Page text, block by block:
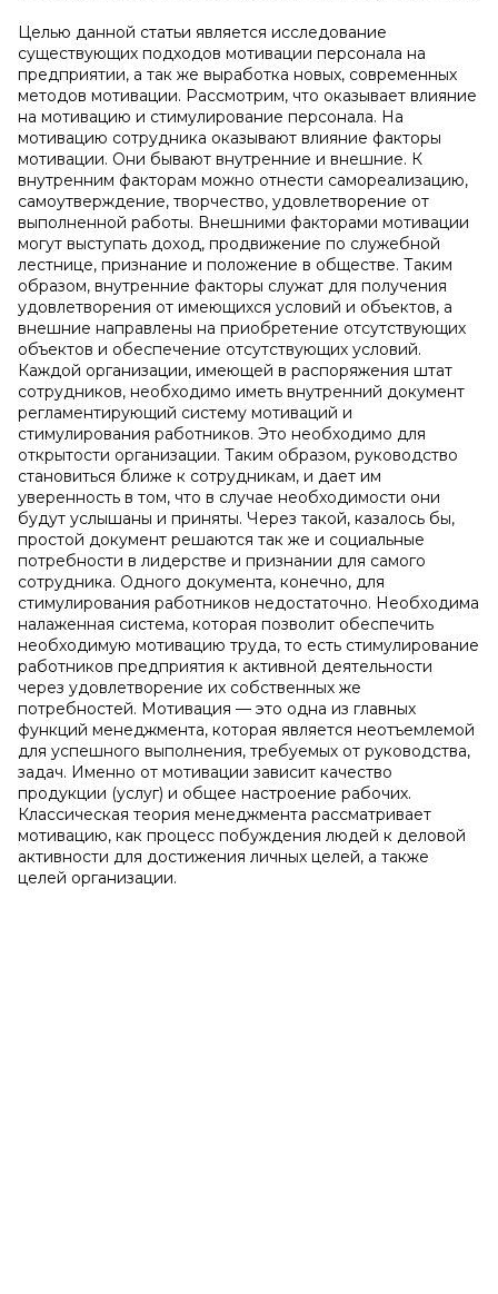
Целью данной статьи является исследование
существующих подходов мотивации персонала на
предприятии, а так же выработка новых, современных
методов мотивации. Рассмотрим, что оказывает влияние
на мотивацию и стимулирование персонала. На
мотивацию сотрудника оказывают влияние факторы
мотивации. Они бывают внутренние и внешние. К
внутренним факторам можно отнести самореализацию,
самоутверждение, творчество, удовлетворение от
выполненной работы. Внешними факторами мотивации
могут выступать доход, продвижение по служебной
лестнице, признание и положение в обществе. Таким
образом, внутренние факторы служат для получения
удовлетворения от имеющихся условий и объектов, а
внешние направлены на приобретение отсутствующих
объектов и обеспечение отсутствующих условий.
Каждой организации, имеющей в распоряжения штат
сотрудников, необходимо иметь внутренний документ
регламентирующий систему мотиваций и
стимулирования работников. Это необходимо для
открытости организации. Таким образом, руководство
становиться ближе к сотрудникам, и дает им
уверенность в том, что в случае необходимости они
будут услышаны и приняты. Через такой, казалось бы,
простой документ решаются так же и социальные
потребности в лидерстве и признании для самого
сотрудника. Одного документа, конечно, для
стимулирования работников недостаточно. Необходима
налаженная система, которая позволит обеспечить
необходимую мотивацию труда, то есть стимулирование
работников предприятия к активной деятельности
через удовлетворение их собственных же
потребностей. Мотивация — это одна из главных
функций менеджмента, которая является неотъемлемой
для успешного выполнения, требуемых от руководства,
задач. Именно от мотивации зависит качество
продукции (услуг) и общее настроение рабочих.
Классическая теория менеджмента рассматривает
мотивацию, как процесс побуждения людей к деловой
активности для достижения личных целей, a также
целей организации.